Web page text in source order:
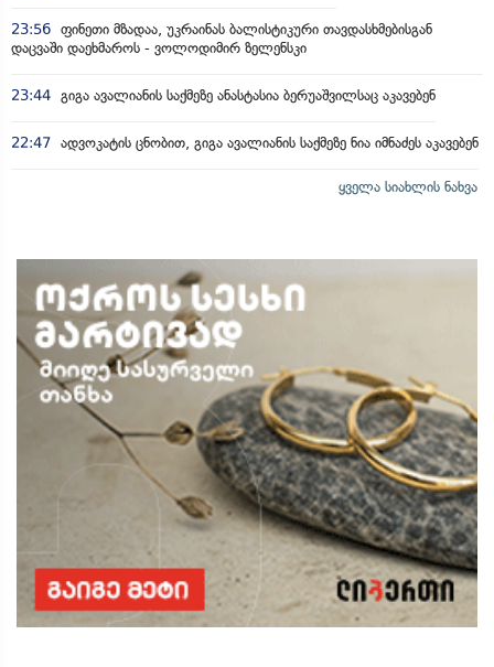
23:56 ფინეთი მზადაა, უკრაინას ბალისტიკური თავდასხმებისგან
დაცვაში დაეხმაროს - ვოლოდიმირ ზელენსკი
23:44 გიგა ავალიანის საქმეზე ანასტასია ბერუაშვილსაც აკავებენ
22:47 ადვოკატის ცნობით, გიგა ავალიანის საქმეზე ნია იმნაძეს აკავებენ
ყველა სიახლის ნახვა